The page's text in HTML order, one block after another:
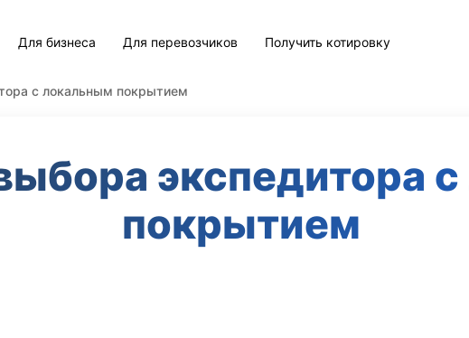
Для бизнеса Для перевозчиков Получить котировку
с локальным покрытием
экспедитора
покрытием